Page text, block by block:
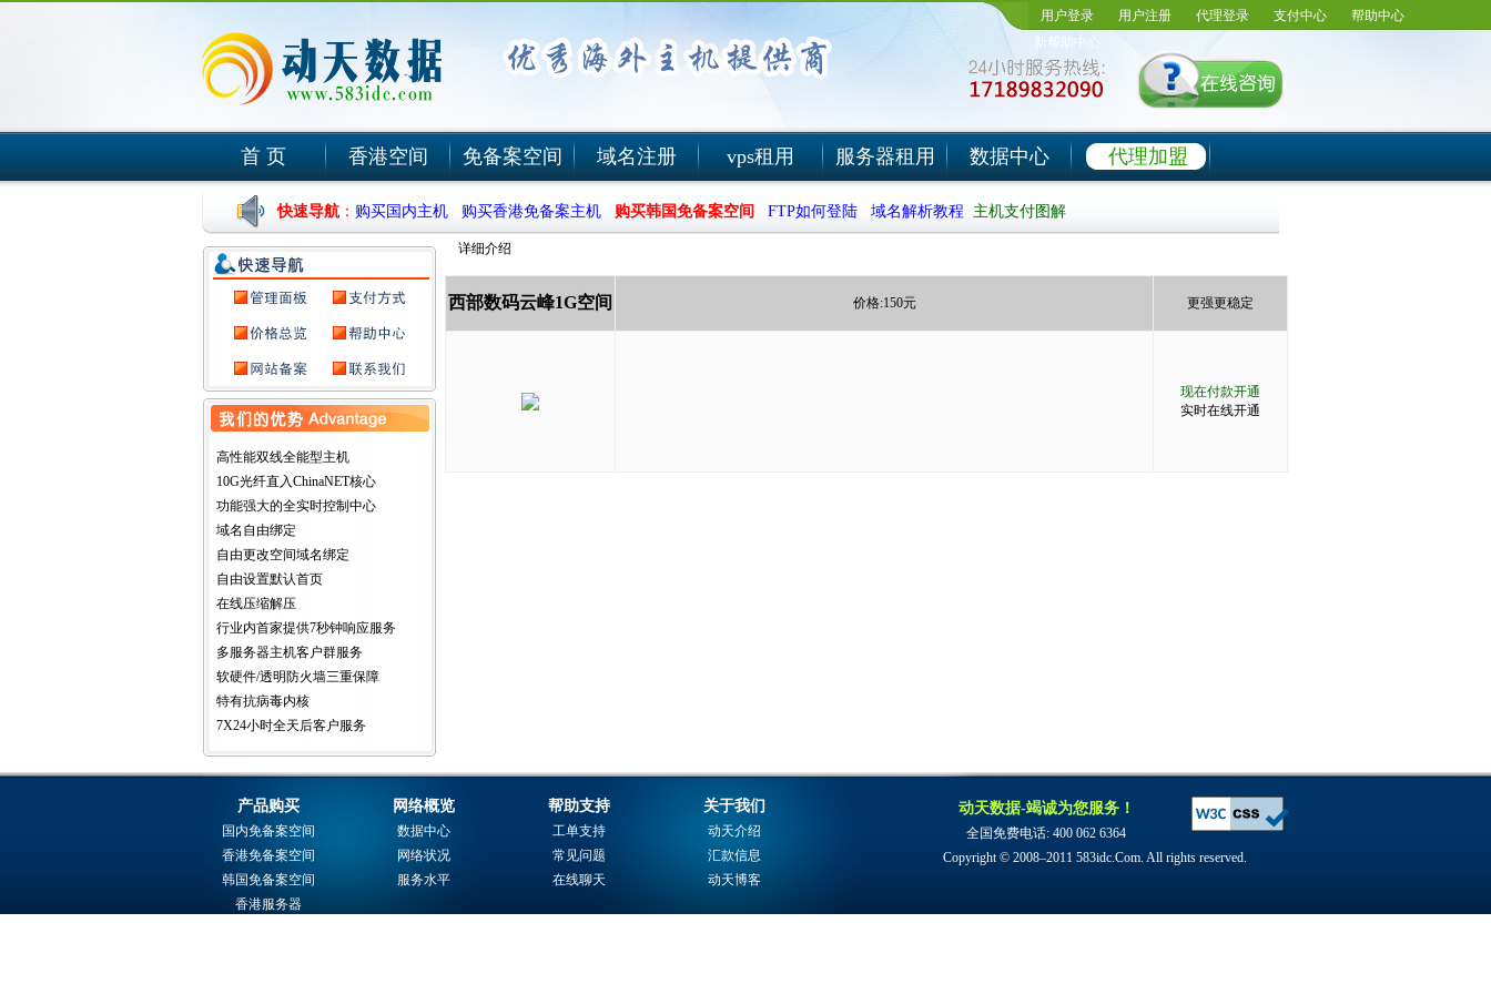
用户登录 用户注册 代理登录 支付中心
帮助中心
新帮助中心
首 页 香港空间 免备案空间 域名注册 vps租用 服务器租用 数据中心 代理加盟
快速导航 ： 购买国内主机 购买香港免备案主机 购买韩国免备案空间 FTP如何登陆 域名解析教程 主机支付图解
高性能双线全能型主机
10G光纤直入ChinaNET核心
功能强大的全实时控制中心
域名自由绑定
自由更改空间域名绑定
自由设置默认首页
在线压缩解压
行业内首家提供7秒钟响应服务
多服务器主机客户群服务
软硬件/透明防火墙三重保障
特有抗病毒内核
7X24小时全天后客户服务
详细介绍
西部数码云峰1G空间 价格:150元 更强更稳定
现在付款开通
实时在线开通
产品购买
国内免备案空间
香港免备案空间
韩国免备案空间
香港服务器
网络概览
数据中心
网络状况
服务水平
帮助支持
工单支持
常见问题
在线聊天
关于我们
动天介绍
汇款信息
动天博客
动天数据-竭诚为您服务！
全国免费电话: 400 062 6364
Copyright © 2008–2011 583idc.Com. All rights reserved.